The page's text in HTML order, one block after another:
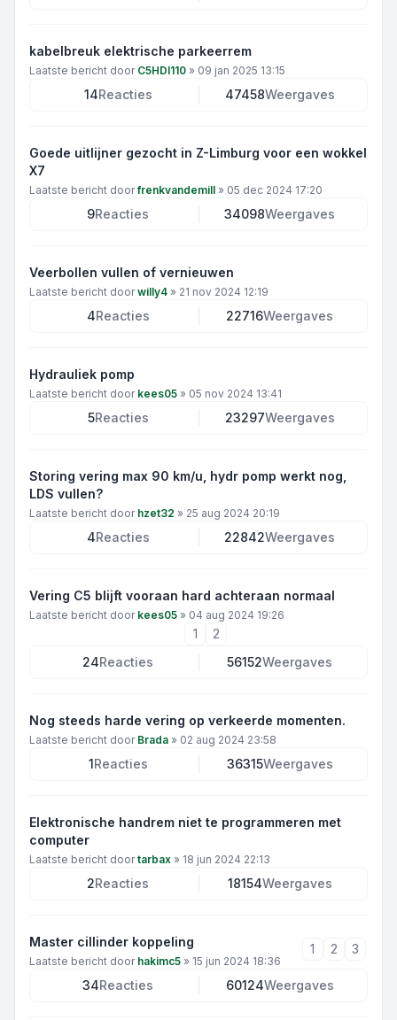
kabelbreuk elektrische parkeerrem
Laatste bericht door C5HDI110 » 09 jan 2025 13:15
14Reacties 47458Weergaves
Goede uitlijner gezocht in Z-Limburg voor een wokkel
X7
Laatste bericht doorfrenkvandemill » 05 dec 2024 17:20
9Reacties 34098Weergaves
Veerbollen vullen of vernieuwen
Laatste bericht doorwilly4 » 21 nov 2024 12:19
4Reacties 22716Weergaves
Hydrauliek pomp
Laatste bericht door kees05 » 05 nov 2024 13:41
5Reacties 23297Weergaves
Storing vering max 90 km/u, hydr pomp werkt nog,
LDS vullen?
Laatste bericht door hzet32 » 25 aug 2024 20:19
4Reacties 22842Weergaves
Vering C5 blijft vooraan hard achteraan normaal
Laatste bericht door kees05 » 04 aug 2024 19:26
1
2
24Reacties 56152Weergaves
Nog steeds harde vering op verkeerde momenten.
Laatste bericht door Brada » 02 aug 2024 23:58
1Reacties 36315Weergaves
Elektronische handrem niet te programmeren met
computer
Laatste bericht doortarbax » 18 jun 2024 22:13
2Reacties 18154Weergaves
Master cillinder koppeling
Laatste bericht door hakimc5 » 15 jun 2024 18:36
1 2 3
34Reacties 60124Weergaves